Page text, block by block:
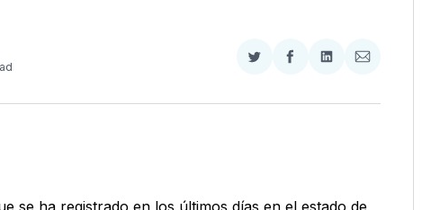
Compartir
Twitter
Compartir
Facebook
Compartir
LinkedIn
Compartir
Email
se ha registrado en los últimos días en el estado de